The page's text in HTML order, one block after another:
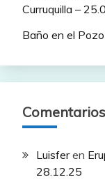
Curruquilla –
Baño en el
Luisferen
28.12.25